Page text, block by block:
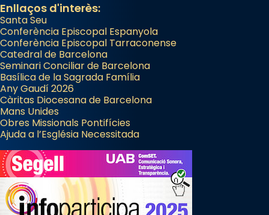
Enllaços d'interès:
Santa Seu
Conferència Episcopal Espanyola
Conferència Episcopal Tarraconense
Catedral de Barcelona
Seminari Conciliar de Barcelona
Basílica de la Sagrada Família
Any Gaudí 2026
Càritas Diocesana de Barcelona
Mans Unides
Obres Missionals Pontifícies
Ajuda a l’Església Necessitada